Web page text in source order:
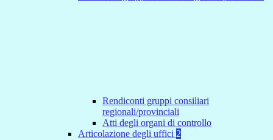
Rendiconti gruppi consiliari
regionali/provinciali
Atti degli organi di controllo
Articolazione degli uffici 2